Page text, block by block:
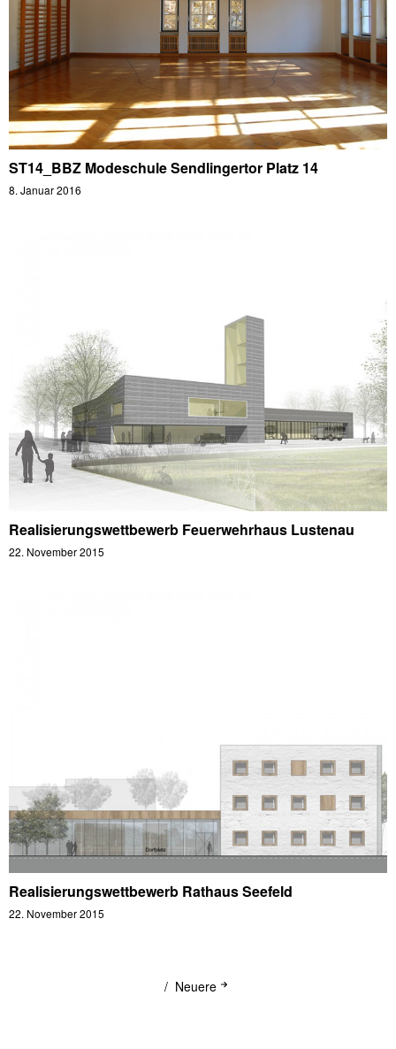
ST14_BBZ Modeschule Sendlingertor Platz 14
8. Januar 2016
Realisierungswettbewerb Feuerwehrhaus Lustenau
22. November 2015
Realisierungswettbewerb Rathaus Seefeld
22. November 2015
Neuere